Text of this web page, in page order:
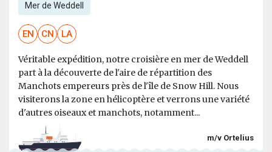
Mer de Weddell
EN CN LA
Véritable expédition, notre croisière en mer de Weddell
part à la découverte de l'aire de répartition des
Manchots empereurs près de l'île de Snow Hill. Nous
visiterons la zone en hélicoptère et verrons une variété
d'autres oiseaux et manchots, notamment...
m/v Ortelius